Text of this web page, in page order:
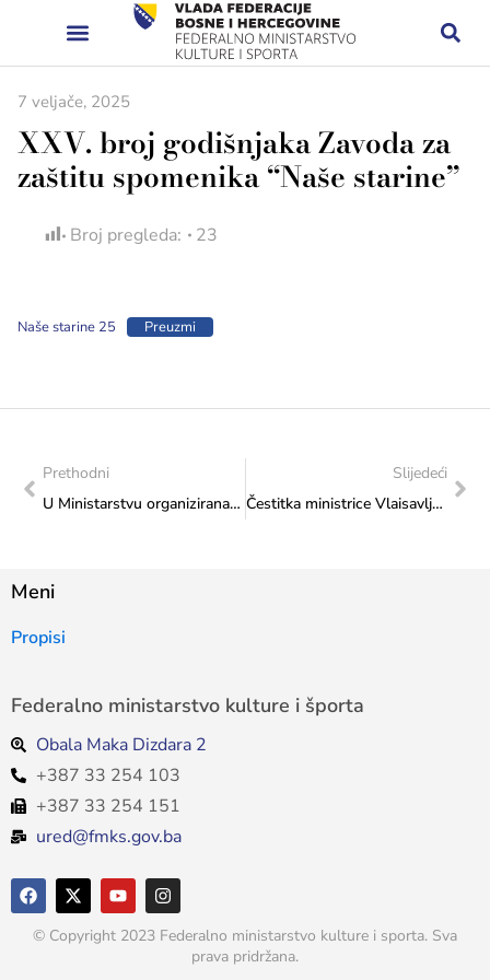
7 veljače, 2025
XXV. broj godišnjaka Zavoda za
zaštitu spomenika “Naše starine”
Broj pregleda: 23
Naše starine 25 Preuzmi
Prethodni
U Ministarstvu organizirana Godišnja konferencija za medije: Razgovarano o brojnim aktualnim temama i rezultatima Ministarstva u protekloj godini
Slijedeći
Čestitka ministrice Vlaisavljević Muzeju savremene umjetnosti Republike Srpske povodom Dana muzeja
Meni
Propisi
Federalno ministarstvo kulture i športa
Obala Maka Dizdara 2
+387 33 254 103
+387 33 254 151
ured@fmks.gov.ba
© Copyright 2023 Federalno ministarstvo kulture i sporta. Sva
prava pridržana.